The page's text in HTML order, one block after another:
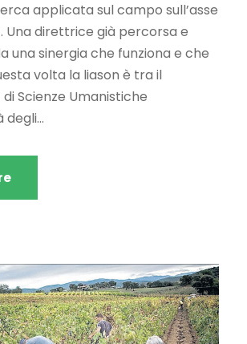
applicata sul campo sull’asse
Una direttrice già percorsa e
una sinergia che funziona e che
volta la liason è tra il
Scienze Umanistiche
degli...